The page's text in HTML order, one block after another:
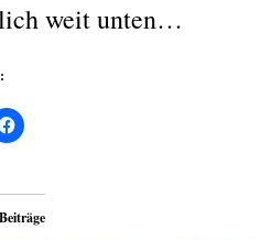
weit unten…